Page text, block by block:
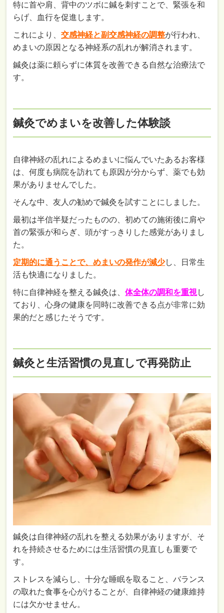
特に首や肩、背中のツボに鍼を刺すことで、緊張を和
らげ、血行を促進します。
これにより、交感神経と副交感神経の調整が行われ、
めまいの原因となる神経系の乱れが解消されます。
鍼灸は薬に頼らずに体質を改善できる自然な治療法で
す。
鍼灸でめまいを改善した体験談
自律神経の乱れによるめまいに悩んでいたあるお客様
は、何度も病院を訪れても原因が分からず、薬でも効
果がありませんでした。
そんな中、友人の勧めで鍼灸を試すことにしました。
最初は半信半疑だったものの、初めての施術後に肩や
首の緊張が和らぎ、頭がすっきりした感覚がありまし
た。
定期的に通うことで、めまいの発作が減少し、日常生
活も快適になりました。
特に自律神経を整える鍼灸は、体全体の調和を重視し
ており、心身の健康を同時に改善できる点が非常に効
果的だと感じたそうです。
鍼灸と生活習慣の見直しで再発防止
鍼灸は自律神経の乱れを整える効果がありますが、そ
れを持続させるためには生活習慣の見直しも重要で
す。
ストレスを減らし、十分な睡眠を取ること、バランス
の取れた食事を心がけることが、自律神経の健康維持
には欠かせません。